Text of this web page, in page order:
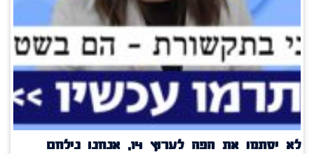
לא יסתמו את הפה לערוץ 14, אנחנו נילחם